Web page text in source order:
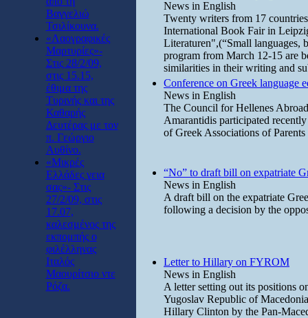
Βαγγελιώ
Τσιλίκουνα.
«Λαογραφικές
Μαρτυρίες»-
Στις 28/2/09,
στις 15.15,
έθιμα της
Τυρινής και της
Καθαρής
Δευτέρας με τον
π. Γεώργιο
Αυθίνο.
«Μικρές
Ελλάδες γεια
σας»- Στις
27/2/09, στις
17.07,
καλεσμένος της
εκπομπής ο
φιλέλληνας
Ιταλός
Μαουρίτσιο ντε
Ρόζα.
News in English
Twenty writers from 17
International Book Fair in
Literaturen",(“Small languages,
program from March 12-15 are
similarities in their writing and
Conference on Greek language
News in English
The Council for Hellenes
Amarantidis participated
of Greek Associations of
“No” to draft bill on expatriate
News in English
A draft bill on the expatriate
following a decision by the
Letter to Hillary on FYROM
News in English
A letter setting out its positions
Yugoslav Republic of
Hillary Clinton by the Pan-